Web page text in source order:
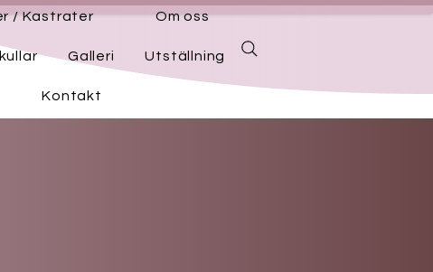
/ Kastrater Om oss
Galleri Utställning
Kontakt